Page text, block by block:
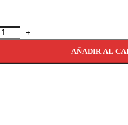
AÑADIR AL